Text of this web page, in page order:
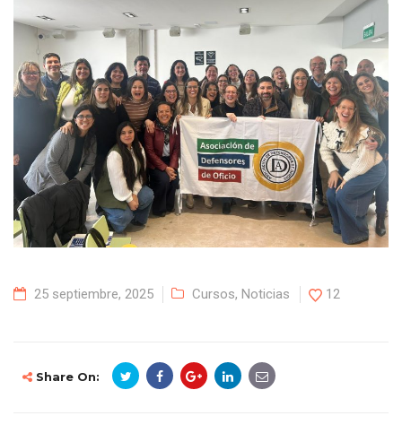
25 septiembre, 2025 Cursos,Noticias 12
Share On: